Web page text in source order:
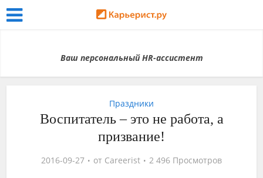
Ваш персональный HR-ассистент
Праздники
Воспитатель – это не работа, а
призвание!
2016-09-27 от Careerist 2 496 Просмотров